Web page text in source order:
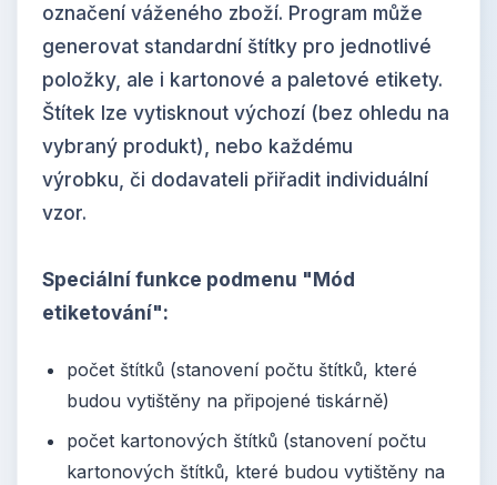
označení váženého zboží. Program může
generovat standardní štítky pro jednotlivé
položky, ale i kartonové a paletové etikety.
Štítek lze vytisknout výchozí (bez ohledu na
vybraný produkt), nebo každému
výrobku, či dodavateli přiřadit individuální
vzor.
Speciální funkce podmenu "Mód
etiketování":
počet štítků (stanovení počtu štítků, které
budou vytištěny na připojené tiskárně)
počet kartonových štítků (stanovení počtu
kartonových štítků, které budou vytištěny na